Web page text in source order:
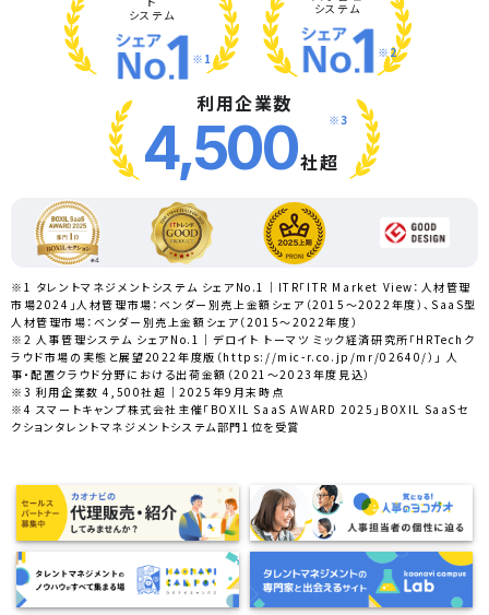
システム
※1
システム
※2
利用企業数
4,500社超
※3
※1 タレントマネジメントシステム シェアNo.1｜ITR「ITR Market View：人材管理
市場2024」人材管理市場：ベンダー別売上金額シェア（2015～2022年度）、SaaS型
人材管理市場：ベンダー別売上金額シェア（2015～2022年度）
※2 人事管理システム シェアNo.1｜デロイト トーマツ ミック経済研究所「HRTechク
ラウド市場の実態と展望2022年度版（https://mic-r.co.jp/mr/02640/）」 人
事・配置クラウド分野における出荷金額（2021～2023年度見込）
※3 利用企業数 4,500社超｜2025年9月末時点
※4 スマートキャンプ株式会社主催「BOXIL SaaS AWARD 2025」BOXIL SaaSセ
クションタレントマネジメントシステム部門1位を受賞